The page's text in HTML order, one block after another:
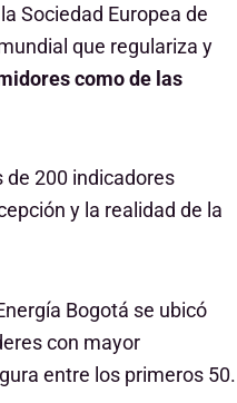
Sociedad Europea de
que regulariza y
como de las
200 indicadores
y la realidad de la
Bogotá se ubicó
con mayor
entre los primeros 50.